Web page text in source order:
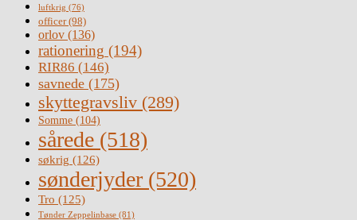
luftkrig (76)
officer(98)
orlov (136)
rationering (194)
RIR86 (146)
savnede (175)
skyttegravsliv (289)
Somme (104)
sårede (518)
søkrig (126)
sønderjyder (520)
Tro (125)
Tønder Zeppelinbase (81)